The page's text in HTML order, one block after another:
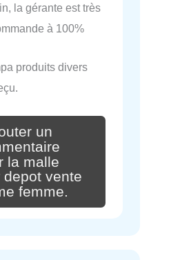
la gérante est très
à 100%
produits divers
un
la malle
depot vente
femme.